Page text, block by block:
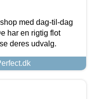
med dag-til-dag
har en rigtig flot
deres udvalg.